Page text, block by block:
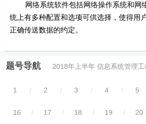
网络系统软件包括网络操作系统和网络
统上有多种配置和选项可供选择，使得用
正确传送数据的约定。
题号导航 2018年上半年 信息系统管理
1 / 2 / 3 / 4 / 5
16 / 17 / 18 / 19 / 20